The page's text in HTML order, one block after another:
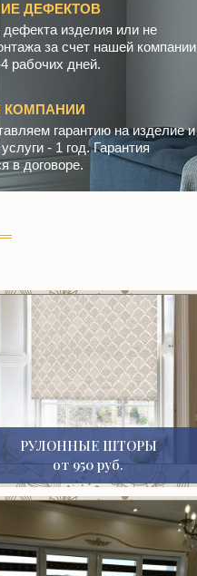
ДЕФЕКТОВ
дефекта изделия или не
за счет нашей компании
рабочих дней.
КОМПАНИИ
гарантию на изделие и
- 1 год. Гарантия
в договоре.
РУЛОННЫЕ ШТОРЫ
от 950 руб.